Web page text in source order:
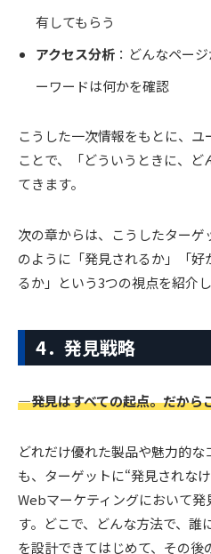
有してもらう
アクセス分析：どんなペー
ーワードは何かを確認
こうした一次情報をもとに、ユ
ことで、「どういうときに、
てきます。
次の章からは、こうしたター
のように「発見されるか」「
るか」という3つの視点を紹介し
4．発見戦略
―発見はすべての起点。だから
どれだけ優れた製品や魅力的
も、ターゲットに“発見されな
Webマーケティングにおいて
す。どこで、どんな方法で、誰
を設計できてはじめて、その